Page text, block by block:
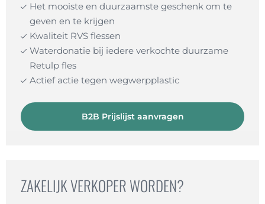
Het mooiste en duurzaamste geschenk om te
geven en te krijgen
Kwaliteit RVS flessen
Waterdonatie bij iedere verkochte duurzame
Retulp fles
Actief actie tegen wegwerpplastic
B2B Prijslijst aanvragen
ZAKELIJK VERKOPER WORDEN?